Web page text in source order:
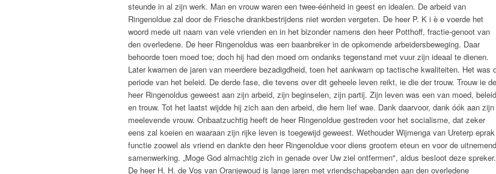
steunde in al zijn werk. Man en vrouw waren een twee-éénheid in geest en idealen. De arbeid van
Ringenoldue zal door de Friesche drankbestrijdens niet worden vergeten. De heer P. K i è e voerde het
woord mede uit naam van vele vrienden en in het bizonder namens den heer Potthoff, fractie-genoot van
den overledene. De heer Ringenoldus was een baanbreker in de opkomende arbeidersbeweging. Daar
behoorde toen moed toe; doch hij had den moed om ondanks tegenstand met vuur zijn ideaal te dienen.
Later kwamen de jaren van meerdere bezadigdheid, toen het aankwam op tactische kwaliteiten. Het was
periode van het beleid. De derde fase, die tevens over dit geheele leven reikt, ie die der trouw. Trouw ie de
heer Ringenoldus geweest aan zijn arbeid, zijn beginselen, zijn partij. Zijn leven was een van moed, beleid
en trouw. Tot het laatst wijdde hij zich aan den arbeid, die hem lief wae. Dank daarvoor, dank óók aan zijn
meelevende vrouw. Onbaatzuchtig heeft de heer Ringenoldue gestreden voor het socialisme, dat zeker
eens zal koeien en waaraan zijn rijke leven is toegewijd geweest. Wethouder Wijmenga van Ureterp
functie zoowel als vriend en dankte den heer Ringenoldue voor diens grootem eteun en voor de
samenwerking. „Moge God almachtig zich in genade over Uw ziel ontfermen", aldus besloot deze spreker.
De heer H. H. de Vos van Oranjewoud is lange jaren met vriendschapebanden aan den overledene